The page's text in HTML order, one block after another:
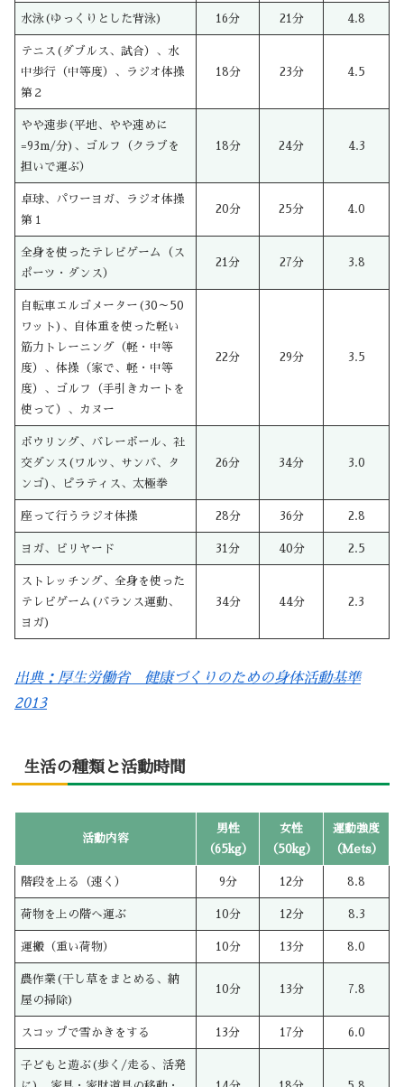
水泳(ゆっくりとした背泳) 16分 21分 4.8
テニス(ダブルス、試合）、水
中歩行（中等度）、ラジオ体操
第２
18分 23分 4.5
やや速歩(平地、やや速めに
=93m/分)、ゴルフ（クラブを
担いで運ぶ）
18分 24分 4.3
卓球、パワーヨガ、ラジオ体操
第１
20分 25分 4.0
全身を使ったテレビゲーム（ス
ポーツ・ダンス）
21分 27分 3.8
自転車エルゴメーター(30～50
ワット)、自体重を使った軽い
筋力トレーニング（軽・中等
度）、体操（家で、軽・中等
度）、ゴルフ（手引きカートを
使って）、カヌー
22分 29分 3.5
ボウリング、バレーボール、社
交ダンス(ワルツ、サンバ、タ
ンゴ)、ピラティス、太極拳
26分 34分 3.0
座って行うラジオ体操 28分 36分 2.8
ヨガ、ビリヤード 31分 40分 2.5
ストレッチング、全身を使った
テレビゲーム(バランス運動、
ヨガ)
34分 44分 2.3
出典：厚生労働省 健康づくりのための身体活動基準
2013
生活の種類と活動時間
活動内容
男性
（65kg）
女性
（50kg）
運動強度
（Mets）
階段を上る（速く） 9分 12分 8.8
荷物を上の階へ運ぶ 10分 12分 8.3
運搬（重い荷物） 10分 13分 8.0
農作業(干し草をまとめる、納
屋の掃除)
10分 13分 7.8
スコップで雪かきをする 13分 17分 6.0
子どもと遊ぶ(歩く/走る、活発